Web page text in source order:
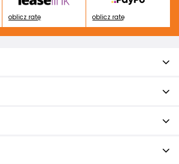
oblicz ratę oblicz ratę